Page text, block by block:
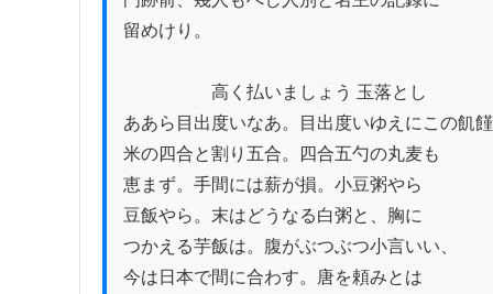
留めけり。
高く払いましょう 玉落とし
ああら目出度いなあ。目出度いゆえにこの飢
米の四合と割り五合。四合五勺の丸麦も
恵まず。手間には薪が損。小豆粥やら
豆飯やら。末はどうなる白粥と、胸に
つかえる芋飯は。腹がぶつぶつ小言いい、
今は日本で間に合わす。唐を頼みとは